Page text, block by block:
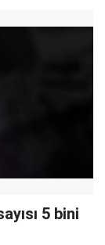
5 bini